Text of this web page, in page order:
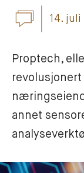
14. juli
Proptech,
annet